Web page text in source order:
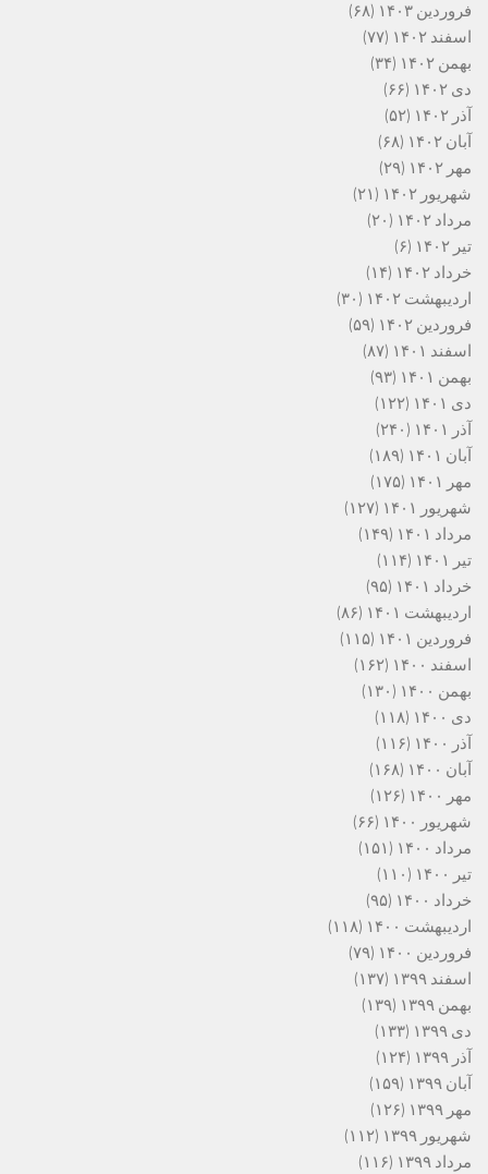
فروردین ۱۴۰۳
(۶۸)
اسفند ۱۴۰۲
(۷۷)
بهمن ۱۴۰۲
(۳۴)
دی ۱۴۰۲
(۶۶)
آذر ۱۴۰۲
(۵۲)
آبان ۱۴۰۲
(۶۸)
مهر ۱۴۰۲
(۲۹)
شهریور ۱۴۰۲
(۲۱)
مرداد ۱۴۰۲
(۲۰)
تیر ۱۴۰۲
(۶)
خرداد ۱۴۰۲
(۱۴)
اردیبهشت ۱۴۰۲
(۳۰)
فروردین ۱۴۰۲
(۵۹)
اسفند ۱۴۰۱
(۸۷)
بهمن ۱۴۰۱
(۹۳)
دی ۱۴۰۱
(۱۲۲)
آذر ۱۴۰۱
(۲۴۰)
آبان ۱۴۰۱
(۱۸۹)
مهر ۱۴۰۱
(۱۷۵)
شهریور ۱۴۰۱
(۱۲۷)
مرداد ۱۴۰۱
(۱۴۹)
تیر ۱۴۰۱
(۱۱۴)
خرداد ۱۴۰۱
(۹۵)
اردیبهشت ۱۴۰۱
(۸۶)
فروردین ۱۴۰۱
(۱۱۵)
اسفند ۱۴۰۰
(۱۶۲)
بهمن ۱۴۰۰
(۱۳۰)
دی ۱۴۰۰
(۱۱۸)
آذر ۱۴۰۰
(۱۱۶)
آبان ۱۴۰۰
(۱۶۸)
مهر ۱۴۰۰
(۱۲۶)
شهریور ۱۴۰۰
(۶۶)
مرداد ۱۴۰۰
(۱۵۱)
تیر ۱۴۰۰
(۱۱۰)
خرداد ۱۴۰۰
(۹۵)
اردیبهشت ۱۴۰۰
(۱۱۸)
فروردین ۱۴۰۰
(۷۹)
اسفند ۱۳۹۹
(۱۳۷)
بهمن ۱۳۹۹
(۱۳۹)
دی ۱۳۹۹
(۱۳۳)
آذر ۱۳۹۹
(۱۲۴)
آبان ۱۳۹۹
(۱۵۹)
مهر ۱۳۹۹
(۱۲۶)
شهریور ۱۳۹۹
(۱۱۲)
مرداد ۱۳۹۹
(۱۱۶)